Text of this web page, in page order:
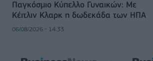
Παγκόσμιο Κύπελλο Γυναικών: Με
Κέιτλιν Κλαρκ η δωδεκάδα των ΗΠΑ
06/08/2026 - 14:33